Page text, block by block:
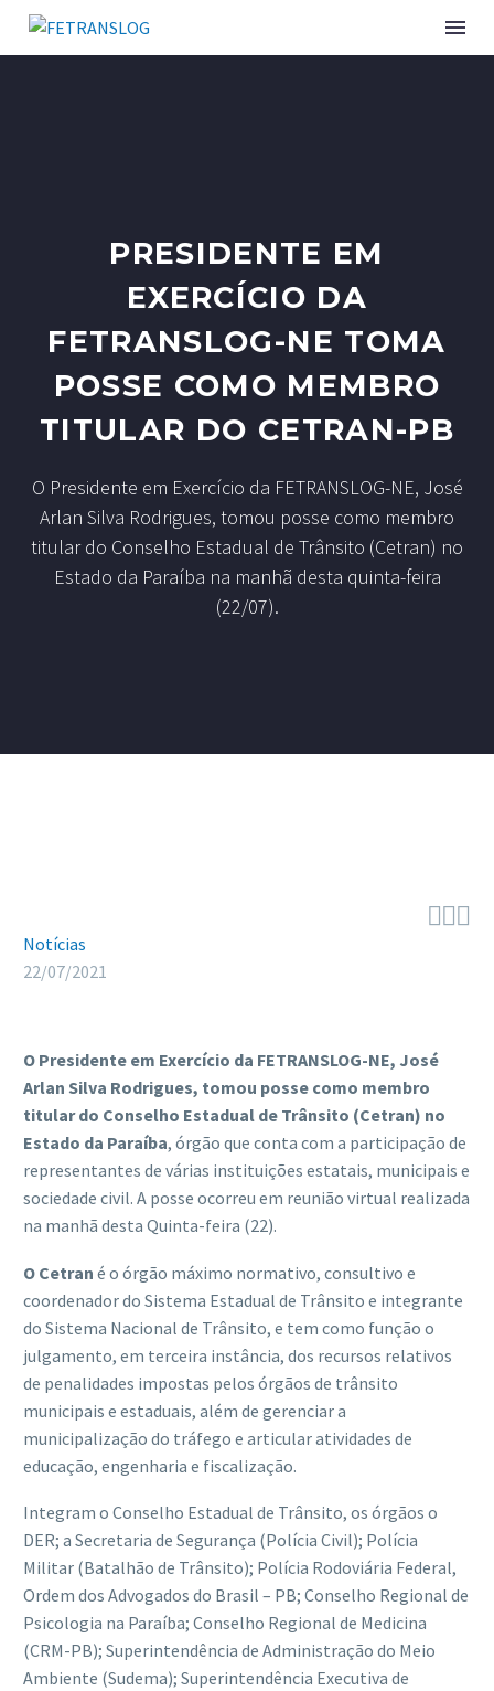
SERVIÇOS
CURSOS E EVENTOS
NOTÍCIAS
PRESIDENTE EM
EXERCÍCIO DA
FETRANSLOG-NE TOMA
POSSE COMO MEMBRO
TITULAR DO CETRAN-PB
O Presidente em Exercício da FETRANSLOG-NE, José
Arlan Silva Rodrigues, tomou posse como membro
titular do Conselho Estadual de Trânsito (Cetran) no
Estado da Paraíba na manhã desta quinta-feira
(22/07).

Notícias
22/07/2021
O Presidente em Exercício da FETRANSLOG-NE, José
Arlan Silva Rodrigues, tomou posse como membro
titular do Conselho Estadual de Trânsito (Cetran) no
Estado da Paraíba, órgão que conta com a participação de
representantes de várias instituições estatais, municipais e
sociedade civil. A posse ocorreu em reunião virtual realizada
na manhã desta Quinta-feira (22).
O Cetran é o órgão máximo normativo, consultivo e
coordenador do Sistema Estadual de Trânsito e integrante
do Sistema Nacional de Trânsito, e tem como função o
julgamento, em terceira instância, dos recursos relativos
de penalidades impostas pelos órgãos de trânsito
municipais e estaduais, além de gerenciar a
municipalização do tráfego e articular atividades de
educação, engenharia e fiscalização.
Integram o Conselho Estadual de Trânsito, os órgãos o
DER; a Secretaria de Segurança (Polícia Civil); Polícia
Militar (Batalhão de Trânsito); Polícia Rodoviária Federal,
Ordem dos Advogados do Brasil – PB; Conselho Regional de
Psicologia na Paraíba; Conselho Regional de Medicina
(CRM-PB); Superintendência de Administração do Meio
Ambiente (Sudema); Superintendência Executiva de